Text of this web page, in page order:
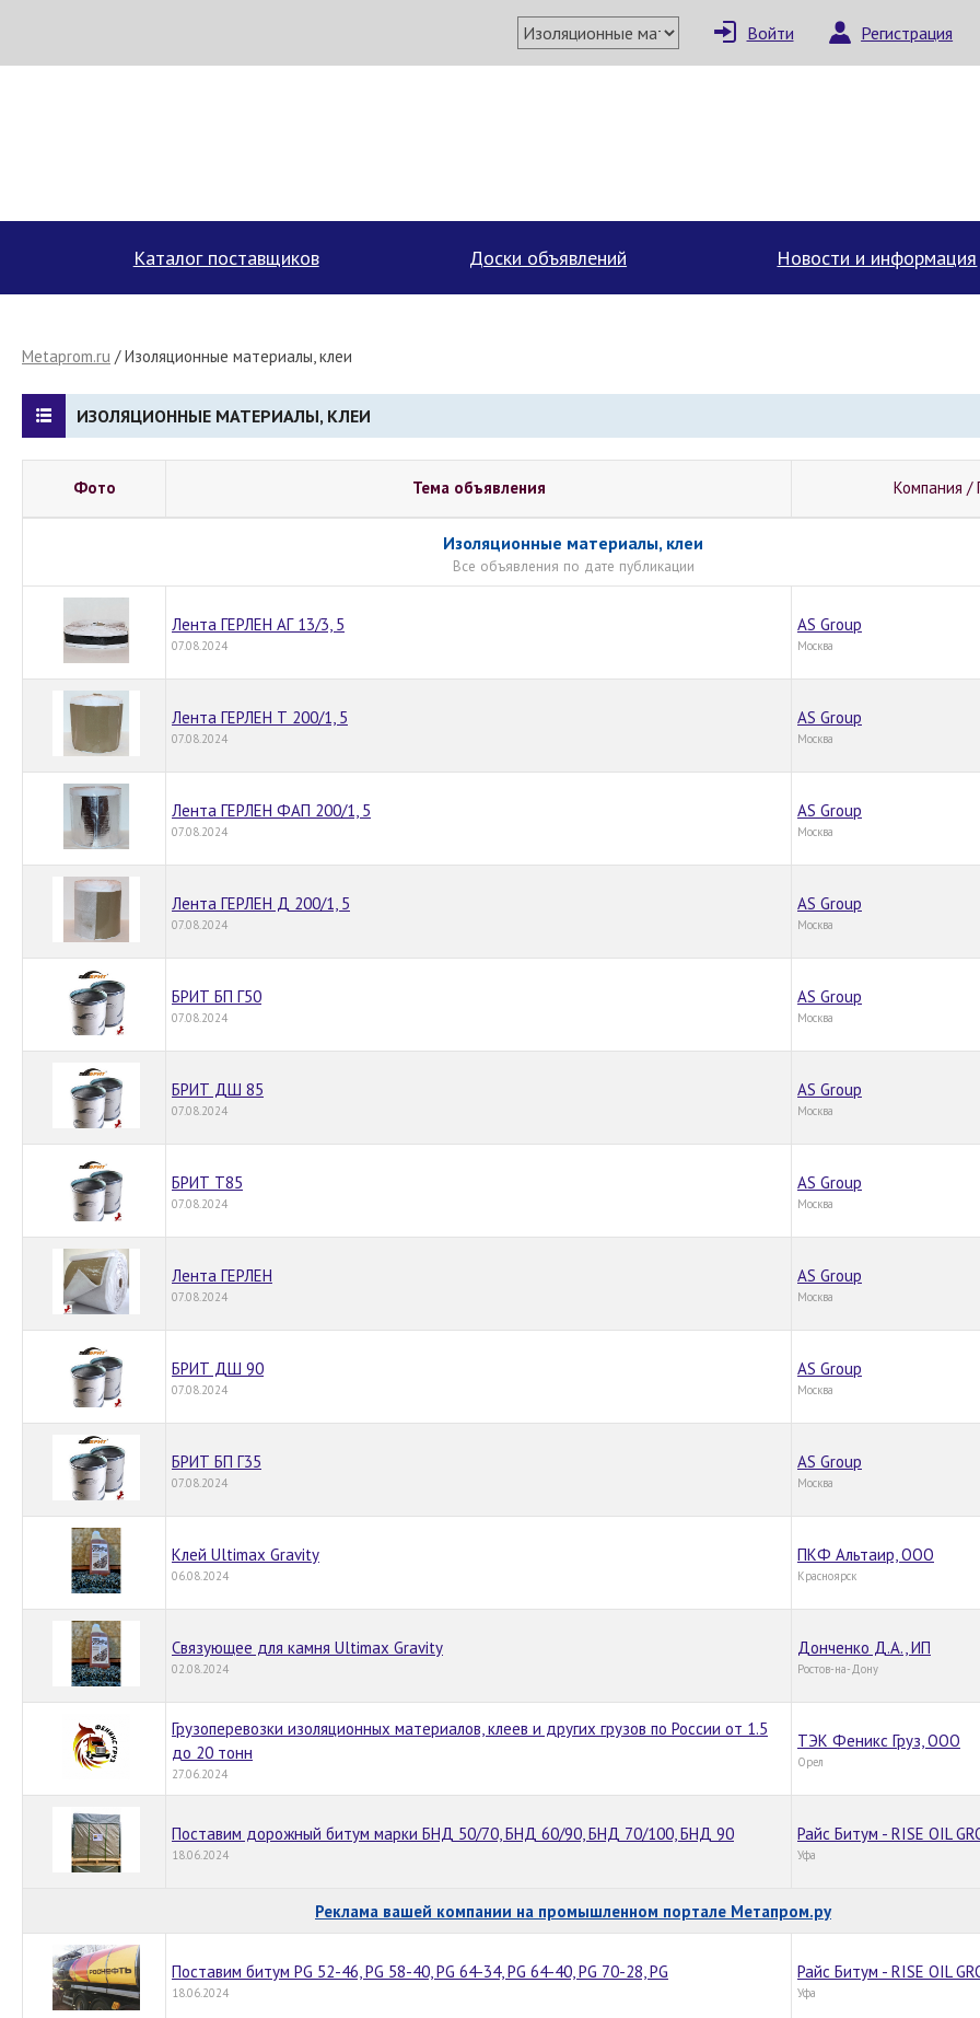
Войти Регистрация
Каталог поставщиков Доски объявлений Новости и информация
Metaprom.ru / Изоляционные материалы, клеи
ИЗОЛЯЦИОННЫЕ МАТЕРИАЛЫ, КЛЕИ
Фото Тема объявления Компания /
Изоляционные материалы, клеи
Все объявления по дате публикации
Лента ГЕРЛЕН АГ 13/3, 5
07.08.2024
AS Group
Москва
Лента ГЕРЛЕН Т 200/1, 5
07.08.2024
AS Group
Москва
Лента ГЕРЛЕН ФАП 200/1, 5
07.08.2024
AS Group
Москва
Лента ГЕРЛЕН Д 200/1, 5
07.08.2024
AS Group
Москва
БРИТ БП Г50
07.08.2024
AS Group
Москва
БРИТ ДШ 85
07.08.2024
AS Group
Москва
БРИТ Т85
07.08.2024
AS Group
Москва
Лента ГЕРЛЕН
07.08.2024
AS Group
Москва
БРИТ ДШ 90
07.08.2024
AS Group
Москва
БРИТ БП Г35
07.08.2024
AS Group
Москва
Клей Ultimax Gravity
06.08.2024
ПКФ Альтаир, ООО
Красноярск
Связующее для камня Ultimax Gravity
02.08.2024
Донченко Д.А., ИП
Ростов-на-Дону
Грузоперевозки изоляционных материалов, клеев и других грузов по России от 1.5
до 20 тонн
27.06.2024
ТЭК Феникс Груз, ООО
Орел
Поставим дорожный битум марки БНД 50/70, БНД 60/90, БНД 70/100, БНД 90
18.06.2024
Райс Битум - RISE OIL
Уфа
Реклама вашей компании на промышленном портале Метапром.ру
Поставим битум PG 52-46, PG 58-40, PG 64-34, PG 64-40, PG 70-28, PG
18.06.2024
Райс Битум - RISE OIL
Уфа